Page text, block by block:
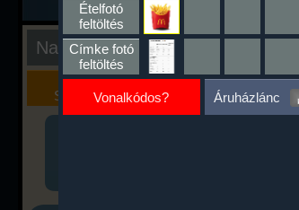
Nap kiértékelése
Kalória
Szimulátor
Szöveges
Értékelés
Ételfotó
feltöltés
Címke fotó
feltöltés
Vonalkódos? Áruházlánc